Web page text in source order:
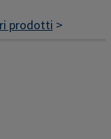
prodotti >